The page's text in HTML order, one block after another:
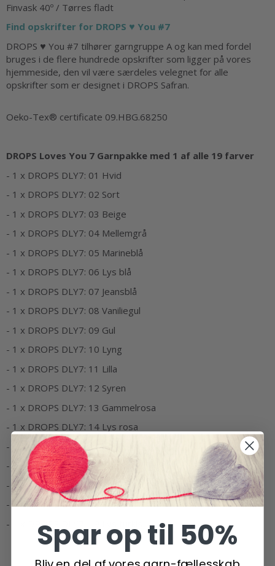
Finvask 40º / Tørres fladt
Find opskrifter for DROPS ♥ You #7
DROPS ♥ You #7 tilhører garngruppe A og kan med fordel
bruges i de flere hundrede opskrifter som ligger på vores
hjemmeside, den vil være særdeles velegnet for alle
opskrifter som er designet i DROPS Safran.
Oeko-Tex® certificate 09.HBG.68250
DROPS Loves You 7 Garnpakke med 1 af alle 19 farver
- 1 x DROPS DLY7: 01 Hvid
- 1 x DROPS DLY7: 02 Sort
- 1 x DROPS DLY7: 03 Beige
- 1 x DROPS DLY7: 04 Mellemgrå
- 1 x DROPS DLY7: 05 Marineblå
- 1 x DROPS DLY7: 06 Lys blå
- 1 x DROPS DLY7: 07 Jeansblå
- 1 x DROPS DLY7: 08 Vaniliegul
- 1 x DROPS DLY7: 09 Gul
- 1 x DROPS DLY7: 10 Lyng
- 1 x DROPS DLY7: 11 Lilla
- 1 x DROPS DLY7: 12 Syren
- 1 x DROPS DLY7: 13 Gammelrosa
- 1 x DROPS DLY7: 14 Lys rosa
- 1 x DROPS DLY7: 15 Rosa
- 1 x DROPS DLY7: 16 Rød
- 1 x DROPS DLY7: 17 Opal grøn
- 1 x DROPS DLY7: 18 Turkis
- 1 x DROPS DLY7: 19 Lys turkis
Spar op til 50%